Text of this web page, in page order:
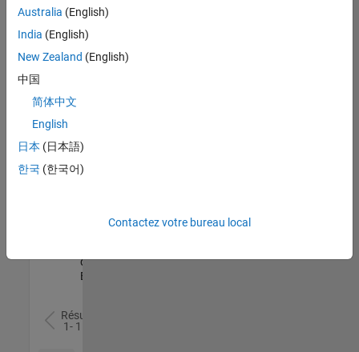
pour
l’ensemble
des
opportunités
votre
région.
Senior Software Quality Engineer
Senior
Engineer
qualité |
Expérimenté(e)
Résultats
1- 1 de
Australia (English)
India (English)
New Zealand (English)
中国
简体中文
English
日本 (日本語)
한국 (한국어)
Contactez votre bureau local